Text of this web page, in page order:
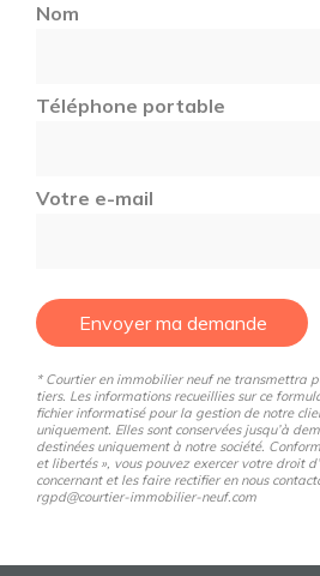
Nom
Téléphone portable
Votre e-mail
Envoyer ma demande
* Courtier en immobilier neuf ne transmettra
tiers. Les informations recueillies sur ce
fichier informatisé pour la gestion de notre
uniquement. Elles sont conservées jusqu’à
destinées uniquement à notre société.
et libertés », vous pouvez exercer votre droit
concernant et les faire rectifier en nous
rgpd@courtier-immobilier-neuf.com